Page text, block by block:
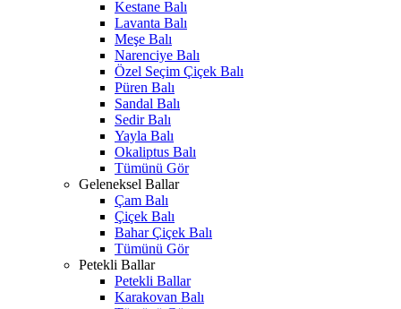
Kestane Balı
Lavanta Balı
Meşe Balı
Narenciye Balı
Özel Seçim Çiçek Balı
Püren Balı
Sandal Balı
Sedir Balı
Yayla Balı
Okaliptus Balı
Tümünü Gör
Geleneksel Ballar
Çam Balı
Çiçek Balı
Bahar Çiçek Balı
Tümünü Gör
Petekli Ballar
Petekli Ballar
Karakovan Balı